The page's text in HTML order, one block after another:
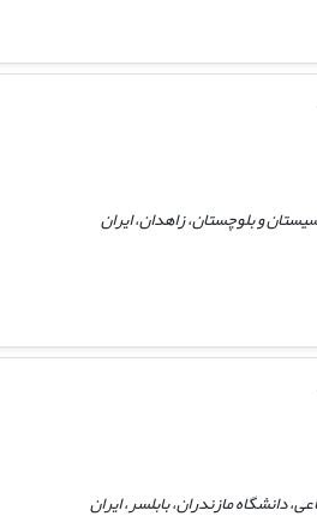
و بلوچستان، زاهدان، ایران
دانشگاه مازندران، بابلسر، ایران